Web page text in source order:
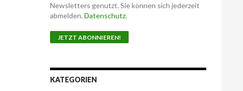
Newsletters genutzt. Sie können sich jederzeit
abmelden. Datenschutz.
KATEGORIEN